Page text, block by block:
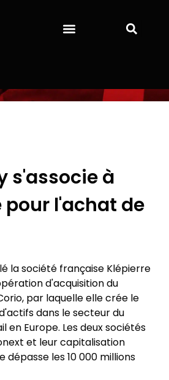
s'associe à
pour l'achat de
la société française Klépierre
d'acquisition du
par laquelle elle crée le
dans le secteur du
en Europe. Les deux sociétés
et leur capitalisation
dépasse les 10 000 millions